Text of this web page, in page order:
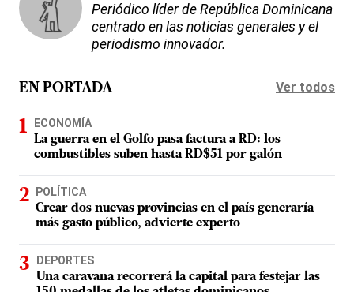
Periódico líder de República Dominicana
centrado en las noticias generales y el
periodismo innovador.
EN PORTADA Ver todos
ECONOMÍA
La guerra en el Golfo pasa factura a RD: los
combustibles suben hasta RD$51 por galón
POLÍTICA
Crear dos nuevas provincias en el país generaría
más gasto público, advierte experto
DEPORTES
Una caravana recorrerá la capital para festejar las